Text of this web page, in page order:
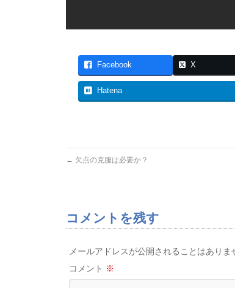
Facebook X
Hatena
← 欠点の克服は必要か？
コメントを残す
メールアドレスが公開されることはありま
コメント ※